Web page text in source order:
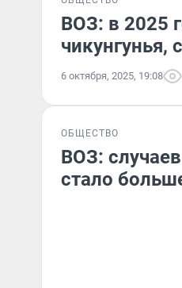
ВОЗ: в 2025
чикунгунья,
6 октября, 2025, 19:08
ОБЩЕСТВО
ВОЗ:
стало